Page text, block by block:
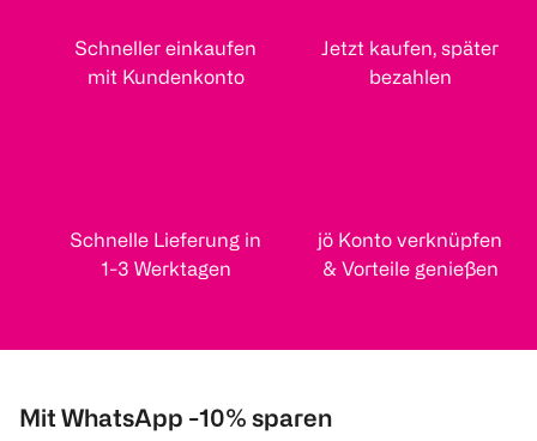
Schneller einkaufen
mit Kundenkonto
Jetzt kaufen, später
bezahlen
Schnelle Lieferung in
1-3 Werktagen
jö Konto verknüpfen
& Vorteile genießen
Mit WhatsApp -10% sparen